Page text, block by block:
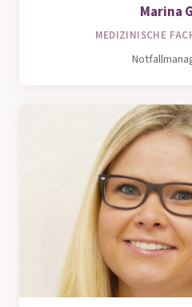
Marina
MEDIZINISCHE